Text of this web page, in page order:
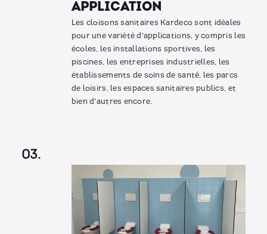
Application
Les cloisons sanitaires Kardeco sont idéales
pour une variété d'applications, y compris les
écoles, les installations sportives, les
piscines, les entreprises industrielles, les
établissements de soins de santé, les parcs
de loisirs, les espaces sanitaires publics, et
bien d'autres encore.
03.